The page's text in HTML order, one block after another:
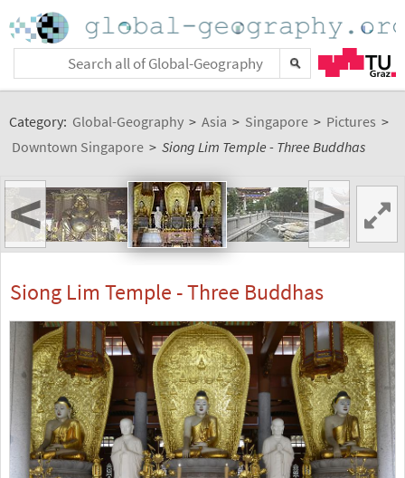
Category: Global-Geography > Asia > Singapore > Pictures >
Downtown Singapore > Siong Lim Temple - Three Buddhas
< >
Siong Lim Temple - Three Buddhas